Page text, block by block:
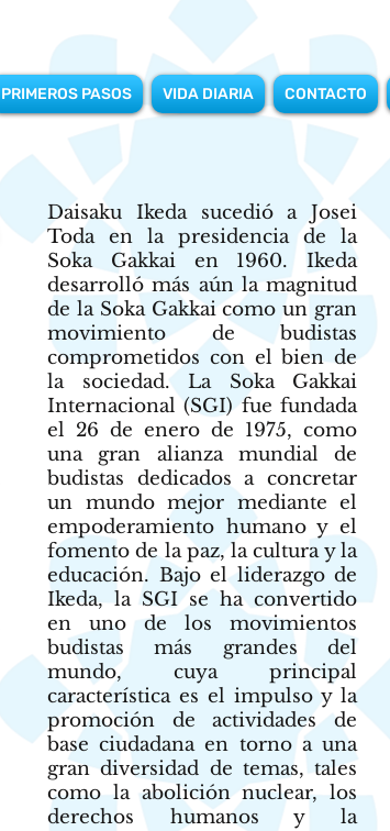
PRIMEROS PASOS VIDA DIARIA CONTACTO
Daisaku Ikedasucedió a Josei
Toda en la presidencia de la
Soka Gakkai en 1960. Ikeda
desarrolló más aún la magnitud
de la Soka Gakkai como un gran
movimiento de budistas
comprometidos con el bien de
la sociedad. La Soka Gakkai
Internacional (SGI) fue fundada
el 26 de enero de 1975, como
una gran alianza mundial de
budistas dedicados a concretar
un mundo mejor mediante el
empoderamiento humano y el
fomento de la paz, la cultura y la
educación. Bajo el liderazgo de
Ikeda, la SGI se ha convertido
en uno de los movimientos
budistas más grandes del
mundo, cuya principal
característica es el impulso y la
promoción de actividades de
base ciudadana en torno a una
gran diversidad de temas, tales
como la abolición nuclear, los
derechos humanos y la